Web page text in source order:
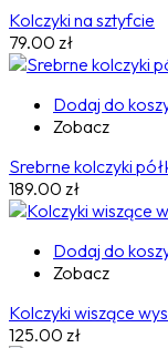
Kolczyki na sztyfcie
79.00 zł
Dodaj do
Zobacz
Srebrne kolczyki
189.00 zł
Dodaj do
Zobacz
Kolczyki wiszące
125.00 zł